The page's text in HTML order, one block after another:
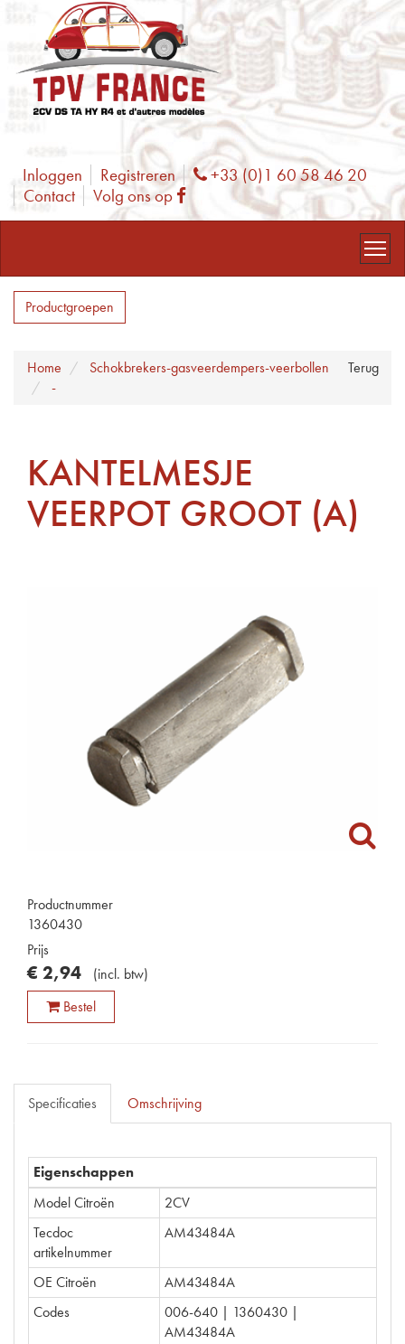
Inloggen Registreren Phone
+33 (0)1 60 58 46 20
Contact
Volg ons op Facebook
Productgroepen
Terug
Home
Schokbrekers-gasveerdempers-veerbollen
-
KANTELMESJE
VEERPOT GROOT (A)
Productnummer
1360430
Prijs
€ 2,94 (incl. btw)
Bestel
Specificaties Omschrijving
Eigenschappen
Model Citroën
2CV
Tecdoc
artikelnummer
AM43484A
OE Citroën
AM43484A
Codes
006-640 | 1360430 |
AM43484A